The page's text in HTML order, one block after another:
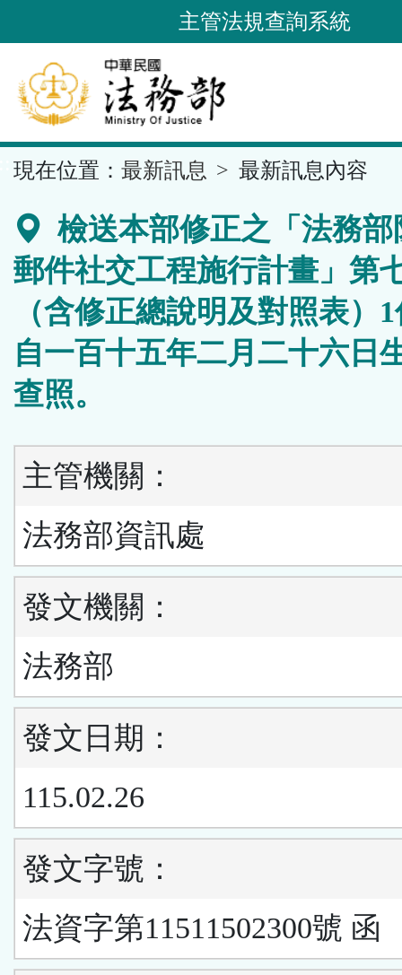
到
要
內
容
區
主管法規查詢系統
現在位置： 最新訊息 最新訊息內容
檢送本部修正之「法務部
郵件社交工程施行計畫」第
（含修正總說明及對照表）
自一百十五年二月二十六日
查照。
主管機關：
法務部資訊處
發文機關：
法務部
發文日期：
115.02.26
發文字號：
法資字第11511502300號 函